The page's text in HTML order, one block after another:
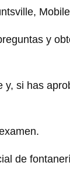
y
si has
de